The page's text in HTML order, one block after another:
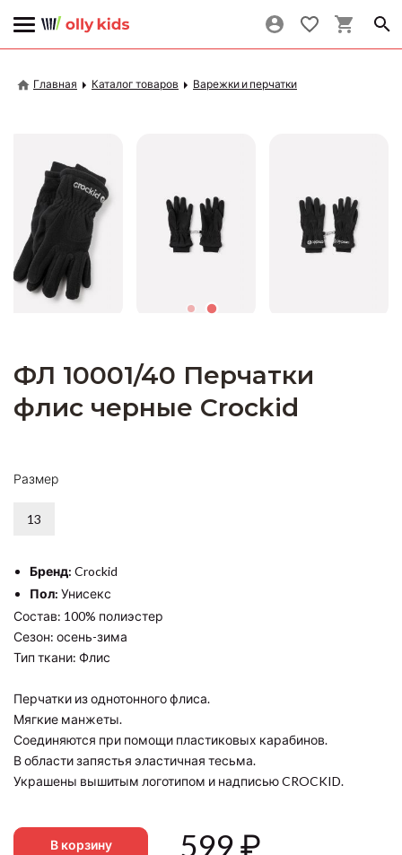
Главная Каталог товаров Варежки и перчатки
ФЛ 10001/40 Перчатки
флис черные Crockid
Размер
13
Бренд: Crockid
Пол: Унисекс
Состав: 100% полиэстер
Сезон: осень-зима
Тип ткани: Флис
Перчатки из однотонного флиса.
Мягкие манжеты.
Соединяются при помощи пластиковых карабинов.
В области запястья эластичная тесьма.
Украшены вышитым логотипом и надписью CROCKID.
В корзину 599₽